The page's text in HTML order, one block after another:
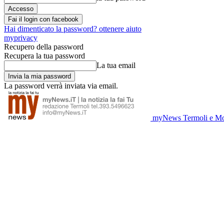
Fai il login con facebook
Hai dimenticato la password? ottenere aiuto
myprivacy
Recupero della password
Recupera la tua password
La tua email
La password verrà inviata via email.
myNews Termoli e